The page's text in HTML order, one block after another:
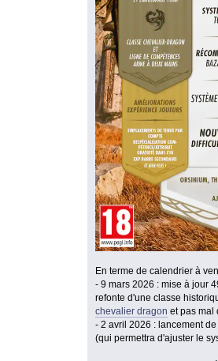
En terme de calendrier à
- 9 mars 2026 : mise à jour
refonte d'une classe
chevalier dragon et pas mal
- 2 avril 2026 : lancement
(qui permettra d'ajuster le